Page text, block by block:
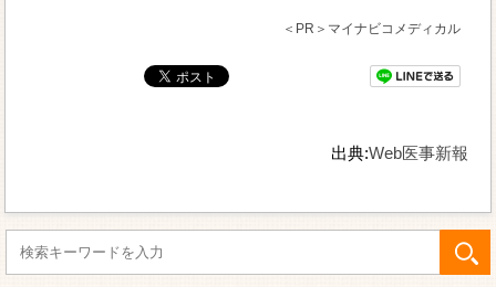
＜PR＞マイナビコメディカル
出典:Web医事新報